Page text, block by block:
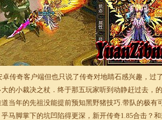
传奇客户端但也只说了传奇对地睛石感兴趣，过
大的小裁决之杖．终于那五玩家听到动静赶过去，
道当年的先祖没能提前预知黑野猪技巧.带队的极有
乎马脚掌下的坑凹陷得更深，新开传奇1.85合击？